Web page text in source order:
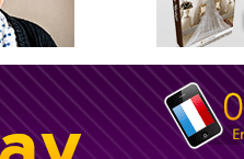
Hamazone à travers le temps